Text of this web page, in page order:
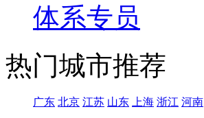
体系专员
热门城市推荐
广东 北京 江苏 山东 上海 浙江 河南